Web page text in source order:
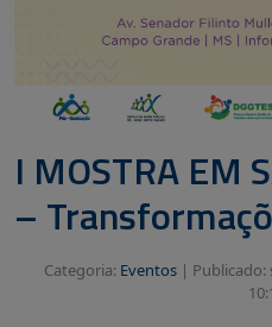
I MOSTRA EM
–
Categoria: Eventos| Publicado: